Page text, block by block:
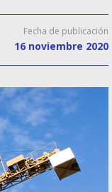
Fecha de publicación
16 noviembre 2020